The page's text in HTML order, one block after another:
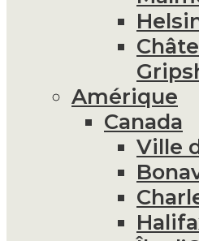
Amérique
Canada
Ville